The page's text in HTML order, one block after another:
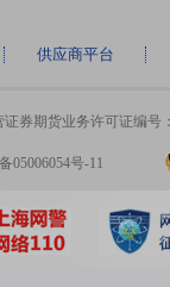
供应商平台
证券期货业务许可证编号
05006054号-11